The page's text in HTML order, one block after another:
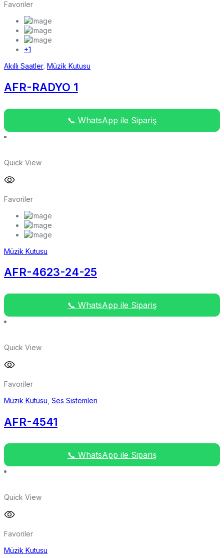
Favoriler
+1
Akıllı Saatler, Müzik Kutusu
AFR-RADYO 1
📞 WhatsApp ile Sipariş
Quick View
Favoriler
Müzik Kutusu
AFR-4623-24-25
📞 WhatsApp ile Sipariş
Quick View
Favoriler
Müzik Kutusu Ses Sistemleri
AFR-4541
📞 WhatsApp ile Sipariş
Quick View
Favoriler
Müzik Kutusu